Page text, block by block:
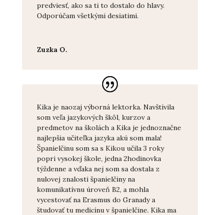
predviesť, ako sa ti to dostalo do hlavy.
Odporúčam všetkými desiatimi.
Zuzka O.
Kika je naozaj výborná lektorka. Navštívila
som veľa jazykových škôl, kurzov a
predmetov na školách a Kika je jednoznačne
najlepšia učiteľka jazyka akú som mala!
Španielčinu som sa s Kikou učila 3 roky
popri vysokej škole, jedna 2hodinovka
týždenne a vďaka nej som sa dostala z
nulovej znalosti španielčiny na
komunikatívnu úroveň B2, a mohla
vycestovať na Erasmus do Granady a
študovať tu medicínu v španielčine. Kika ma